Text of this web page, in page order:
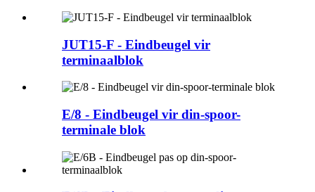
JUT15-F - Eindbeugel vir
terminaalblok
E/8 - Eindbeugel vir din-spoor-
terminale blok